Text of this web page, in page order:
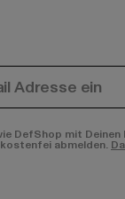
DefShop mit
abmelden.